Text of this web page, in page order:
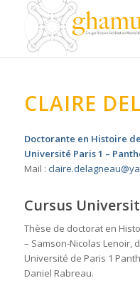
CLAIRE
Doctorante en Histoire
Université Paris 1 –
Mail : claire.delagneau@
Cursus
Thèse de doctorat en
– Samson-Nicolas Lenoir,
Université de Paris 1
Daniel Rabreau.